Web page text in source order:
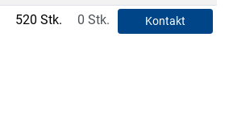
520 Stk. 0 Stk. Kontakt